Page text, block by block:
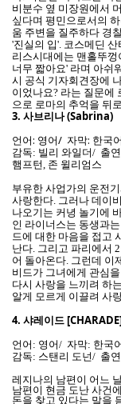
비분수 옆 미장원에서
싶다며 평민으로서의
움 주변을 질주하다 경
'진실의 입'. 코스메딘
리스시대에는 맨홀뚜
너무 짧아요' 라며 아쉬
시 공식 기자회견장에
이었나요? 라는 질문에
으로 로마의 추억을 뒤
3. 사브리나 (Sabrina)
언어: 영어/ 자막: 한국
감독: 빌리 와일더/ 출
햄프턴, 존 윌리엄스
부유한 사업가의 운전
사랑한다. 그러나 데이
나오기는 커녕 놀기에
인 라이너스는 동생과
드에 대한 마음을 접고
난다. 그리고 파리에서
어 돌아온다. 그런데 이
비드가 그녀에게 관심
다시 사랑을 느끼려 하
알게 모르게 이끌려 사
4. 샤레이드
언어: 영어/ 자막: 한국
감독: 스탠리 도넌/ 출
레지나의 남편이 어느
남편이 현금 도난 사건
돈을 찾고 있다는 말을